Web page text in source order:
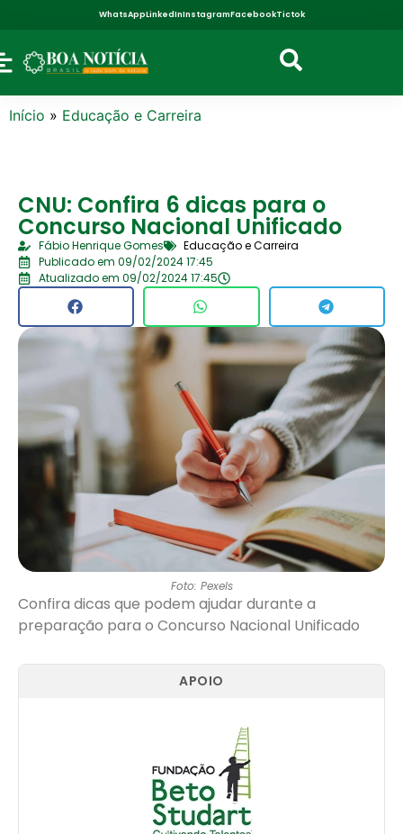
WhatsAppLinkedInInstagramFacebookTictok
Início » Educação e Carreira
CNU: Confira 6 dicas para o
Concurso Nacional Unificado
Fábio Henrique Gomes
Educação e Carreira
Publicado em 09/02/2024 17:45
Atualizado em 09/02/2024 17:45
Foto: Pexels
Confira dicas que podem ajudar durante a
preparação para o Concurso Nacional Unificado
APOIO